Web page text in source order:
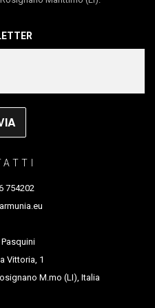
Armunia
754202
Vittoria, 1
M.mo (LI), Italia